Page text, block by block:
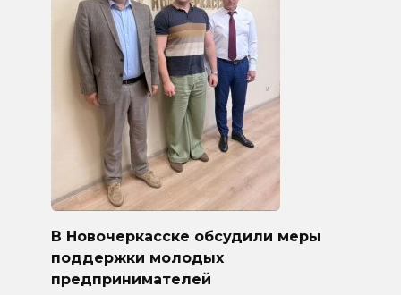
В Новочеркасске обсудили меры
поддержки молодых
предпринимателей